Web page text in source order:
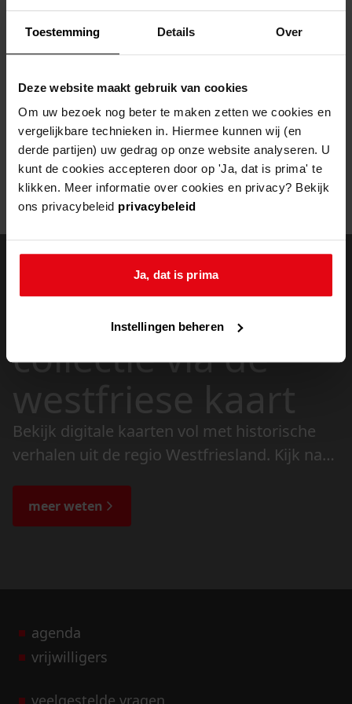
Toestemming Details Over
Deze website maakt gebruik van cookies
Om uw bezoek nog beter te maken zetten we cookies en
vergelijkbare technieken in. Hiermee kunnen wij (en
derde partijen) uw gedrag op onze website analyseren. U
kunt de cookies accepteren door op 'Ja, dat is prima' te
klikken. Meer informatie over cookies en privacy? Bekijk
ons privacybeleid privacybeleid
Ja, dat is prima
Instellingen beheren
Helaas, er is een fout opgetreden
Mogelijk kunt u deze pagina niet bezoeken door:
een verouderde bladwijzer/favoriet
een zoekmachine heeft eenverouderde lijst van de website
eenfout getyptadres
doorzoek de
collectie via de
westfriese kaart
Bekijk digitale kaarten vol met historische
verhalen uit de regio Westfriesland. Kijk naar
de bijzondere verhalen.
meer weten
agenda
vrijwilligers